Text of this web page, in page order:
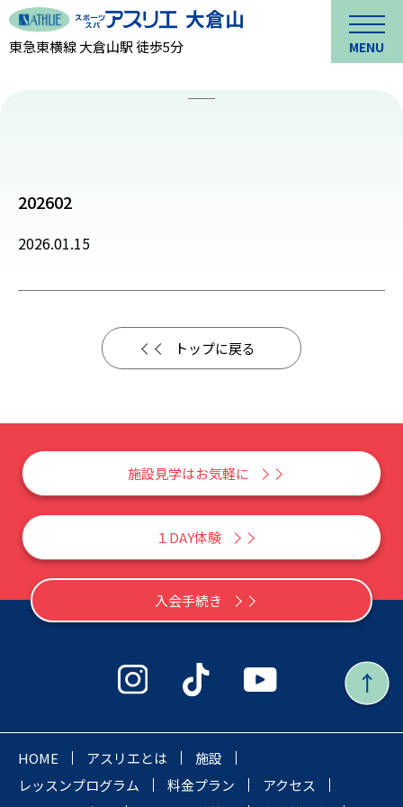
東急東横線 大倉山駅 徒歩5分 MENU
202602
2026.01.15
トップに戻る
施設見学はお気軽に
１DAY体験
入会手続き
HOME アスリエとは
施設
レッスンプログラム
料金プラン
アクセス